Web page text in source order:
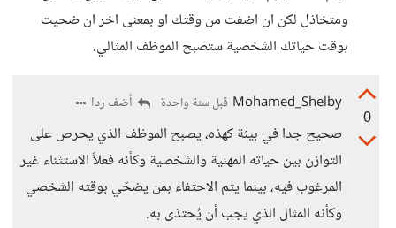
ومتخاذل لكن ان اضفت من وقتك او بمعنى اخر ان ضحيت
بوقت حياتك الشخصية ستصبح الموظف المثالي.
0
Mohamed_Shelby قبل سنة واحدة أضف ردا
صحيح جدا في بيئة كهذه، يصبح الموظف الذي يحرص على
التوازن بين حياته المهنية والشخصية وكأنه فعلاً الاستثناء غير
المرغوب فيه، بينما يتم الاحتفاء بمن يضحّي بوقته الشخصي
وكأنه المثال الذي يجب أن يُحتذى به.